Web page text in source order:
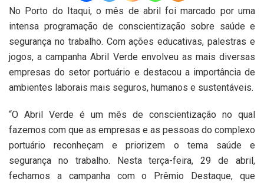
No Porto do Itaqui, o mês de abril foi marcado por uma
intensa programação de conscientização sobre saúde e
segurança no trabalho. Com ações educativas, palestras e
jogos, a campanha Abril Verde envolveu as mais diversas
empresas do setor portuário e destacou a importância de
ambientes laborais mais seguros, humanos e sustentáveis.
“O Abril Verde é um mês de conscientização no qual
fazemos com que as empresas e as pessoas do complexo
portuário reconheçam e priorizem o tema saúde e
segurança no trabalho. Nesta terça-feira, 29 de abril,
fechamos a campanha com o Prêmio Destaque, que